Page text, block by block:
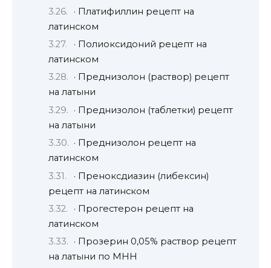
· Платифиллин рецепт на
латинском
· Полиоксидоний рецепт на
латинском
· Преднизолон (раствор) рецепт
на латыни
· Преднизолон (таблетки) рецепт
на латыни
· Преднизолон рецепт на
латинском
· Преноксдиазин (либексин)
рецепт на латинском
· Прогестерон рецепт на
латинском
· Прозерин 0,05% раствор рецепт
на латыни по МНН